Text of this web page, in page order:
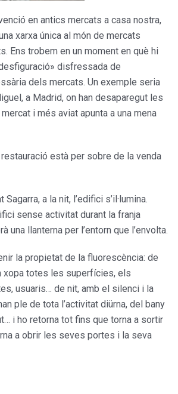
en antics mercats a casa nostra,
xarxa única al món de mercats
Ens trobem en un moment en què hi
disfressada de
dels mercats. Un exemple seria
a Madrid, on han desaparegut les
i més aviat apunta a una mena
està per sobre de la venda
a la nit, l’edifici s’il·lumina.
sense activitat durant la franja
una llanterna per l’entorn que l’envolta.
la propietat de la fluorescència: de
xopa totes les superfícies, els
usuaris… de nit, amb el silenci i la
ple de tota l’activitat diürna, del bany
i ho retorna tot fins que torna a sortir
a obrir les seves portes i la seva